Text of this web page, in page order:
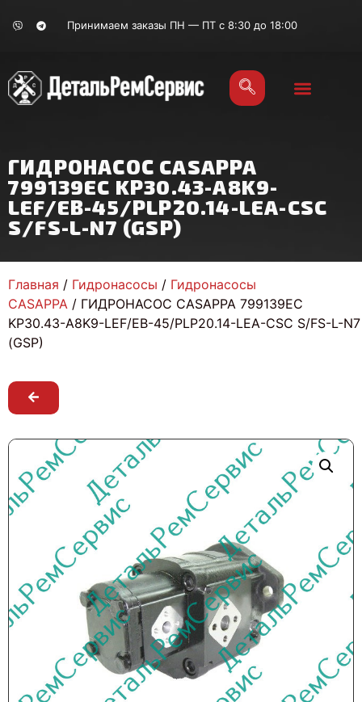
Принимаем заказы ПН — ПТ с 8:30 до 18:00
ГИДРОНАСОС CASAPPA
799139EC KP30.43-A8K9-
LEF/EB-45/PLP20.14-LEA-CSC
S/FS-L-N7 (GSP)
Главная / Гидронасосы / Гидронасосы
CASAPPA / ГИДРОНАСОС CASAPPA 799139EC
KP30.43-A8K9-LEF/EB-45/PLP20.14-LEA-CSC S/FS-L-N7
(GSP)